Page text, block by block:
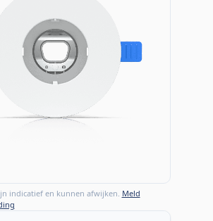
indicatief en kunnen afwijken. Meld